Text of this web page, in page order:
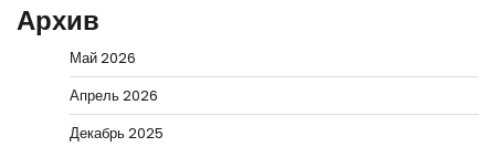
Архив
Май 2026
Апрель 2026
Декабрь 2025